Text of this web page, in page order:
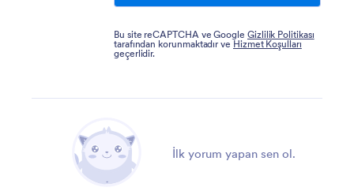
Bu site reCAPTCHA ve Google Gizlilik Politikası
tarafından korunmaktadır ve Hizmet Koşulları
geçerlidir.
İlk yorum yapan sen ol.